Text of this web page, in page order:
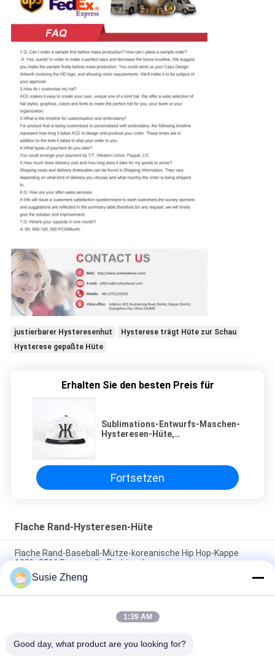
justierbarer Hysteresenhut
Hysterese trägt Hüte zur Schau
Hysterese gepaßte Hüte
Erhalten Sie den besten Preis für
Sublimations-Entwurfs-Maschen-
Hysteresen-Hüte,
Fortsetzen
Flache Rand-Hysteresen-Hüte
Flache Rand-Baseball-Mütze-koreanische Hip Hop-Kappe
100% ODM-Baumwolle-Fashional
Baumwolle flacher Bill Gorras 3D stickte Hysteresen-Hüte für
Männer
Customized Design black embroidery national flag special
Susie Zheng
1:39 AM
Good day, what product are you looking for?